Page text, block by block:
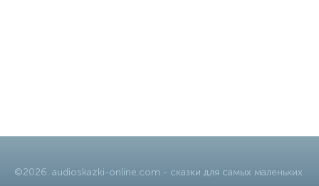
©2026. audioskazki-online.com - сказки для самых маленьких